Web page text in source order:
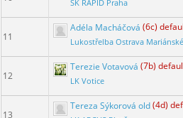
SK RAPID Praha
11
Adéla Macháčová (6c)
Lukostřelba Ostrava
12
Terezie Votavová (7b)
LK Votice
13
Tereza Sýkorová old(4d)